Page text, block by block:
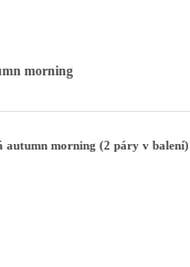
morning
autumn morning (2 páry v balení)